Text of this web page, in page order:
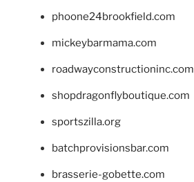
phoone24brookfield.com
mickeybarmama.com
roadwayconstructioninc.com
shopdragonflyboutique.com
sportszilla.org
batchprovisionsbar.com
brasserie-gobette.com